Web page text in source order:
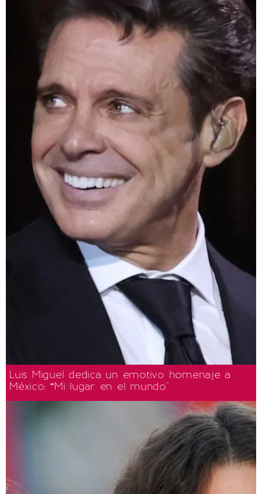
Luis Miguel dedica un emotivo homenaje a
México: “Mi lugar en el mundo"